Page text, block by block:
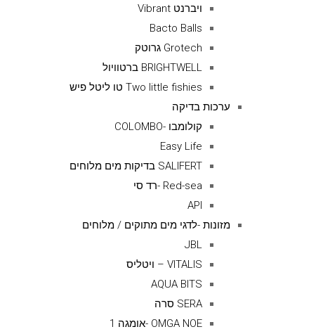
ויברנט Vibrant
Bacto Balls
Grotech גרוטק
BRIGHTWELL ברטוויול
Two little fishies טו ליטל פיש
ערכות בדיקה
קולומבו -COLOMBO
Easy Life
SALIFERT בדיקות מים מלוחים
Red-sea -רד סי
API
מזונות -לדגי מים מתוקים / מלוחים
JBL
VITALIS – ויטליס
AQUA BITS
SERA סרה
OMGA NOE -אומגה 1